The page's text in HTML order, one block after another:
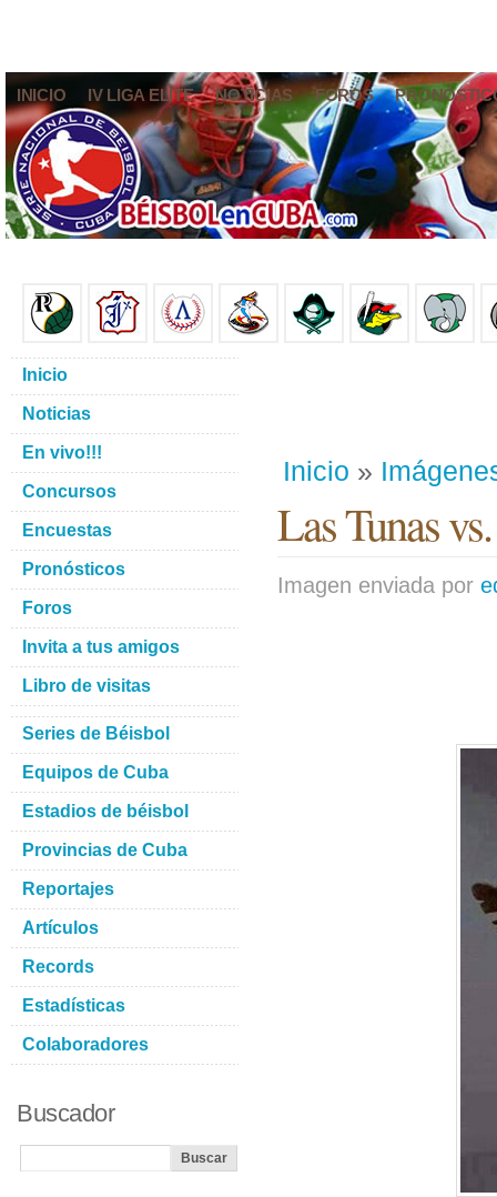
INICIO IV LIGA ELITE NOTICIAS FOROS
Inicio »
Las Tunas
Imagen enviada por
Inicio
Noticias
En vivo!!!
Concursos
Encuestas
Pronósticos
Foros
Invita a tus amigos
Libro de visitas
Series de Béisbol
Equipos de Cuba
Estadios de béisbol
Provincias de Cuba
Reportajes
Artículos
Records
Estadísticas
Colaboradores
Buscador